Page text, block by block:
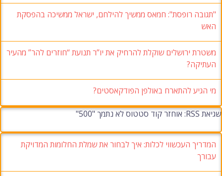
"תגובה רופסת": חמאס ממשיך להילחם, ישראל ממשיכה בהפסקת
האש
משטרת ירושלים שוקלת להרחיק את יו”ר תנועת “חוזרים להר” מהעיר
העתיקה?
מי הגיע להתארח באולפן הפודקאסטים?
שגיאת RSS: אוחזר קוד סטטוס לא נתמך "500"
המדריך העכשווי לכלות: איך לבחור את שמלת החלומות המדויקת
עבורך